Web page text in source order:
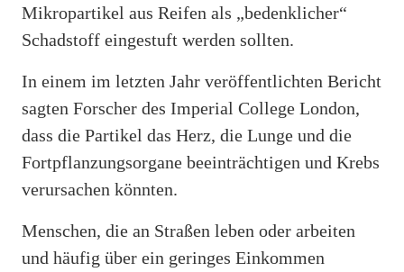
Mikropartikel aus Reifen als „bedenklicher“
Schadstoff eingestuft werden sollten.
In einem im letzten Jahr veröffentlichten Bericht
sagten Forscher des Imperial College London,
dass die Partikel das Herz, die Lunge und die
Fortpflanzungsorgane beeinträchtigen und Krebs
verursachen könnten.
Menschen, die an Straßen leben oder arbeiten
und häufig über ein geringes Einkommen